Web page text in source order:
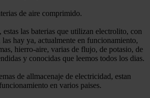
de aire comprimido.
estas las baterias que utilizan electrolito, con
hay ya, actualmente en funcionamiento,
hierro-aire, varias de flujo, de potasio, de
y conocidas que leemos todos los dias.
de allmacenaje de electricidad, estan
en varios paises.